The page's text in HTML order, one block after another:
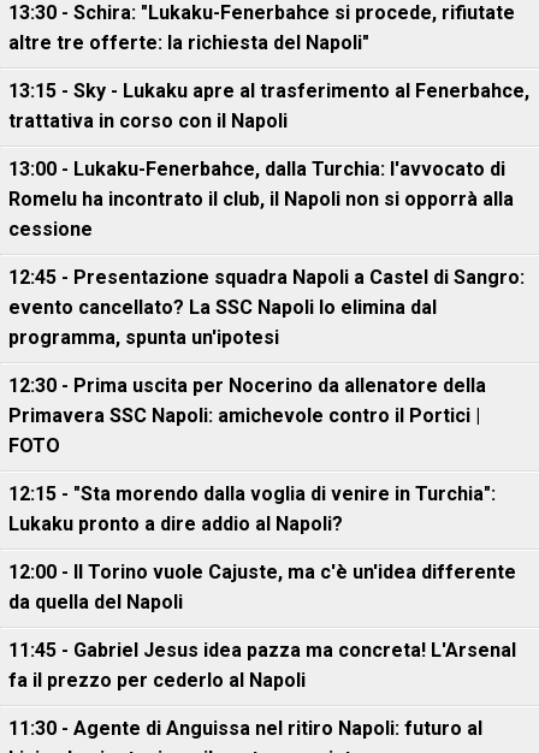
13:30 - Schira: "Lukaku-Fenerbahce si procede, rifiutate
altre tre offerte: la richiesta del Napoli"
13:15 - Sky - Lukaku apre al trasferimento al Fenerbahce,
trattativa in corso con il Napoli
13:00 - Lukaku-Fenerbahce, dalla Turchia: l'avvocato di
Romelu ha incontrato il club, il Napoli non si opporrà alla
cessione
12:45 - Presentazione squadra Napoli a Castel di Sangro:
evento cancellato? La SSC Napoli lo elimina dal
programma, spunta un'ipotesi
12:30 - Prima uscita per Nocerino da allenatore della
Primavera SSC Napoli: amichevole contro il Portici |
FOTO
12:15 - "Sta morendo dalla voglia di venire in Turchia":
Lukaku pronto a dire addio al Napoli?
12:00 - Il Torino vuole Cajuste, ma c'è un'idea differente
da quella del Napoli
11:45 - Gabriel Jesus idea pazza ma concreta! L'Arsenal
fa il prezzo per cederlo al Napoli
11:30 - Agente di Anguissa nel ritiro Napoli: futuro al